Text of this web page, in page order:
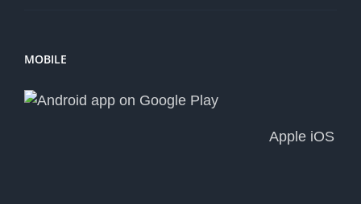
MOBILE
Apple iOS